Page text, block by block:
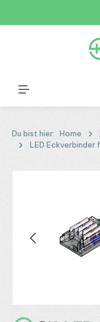
Du bist hier: Home
LED Eckverbinder